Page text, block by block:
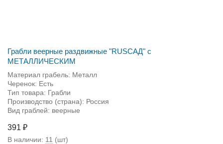
Грабли веерные раздвижные "RUSСАД" с
МЕТАЛЛИЧЕСКИМ
Материал грабель: Металл
Черенок: Есть
Тип товара: Грабли
Производство (страна): Россия
Вид граблей: веерные
391 ₽
В наличии: 11 (шт)